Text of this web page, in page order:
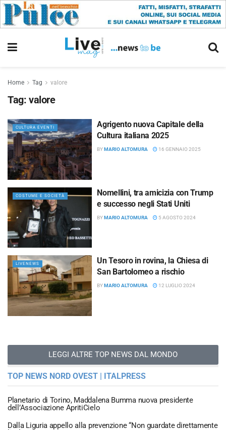
Home Tag valore
Tag: valore
CULTURA EVENTI
Agrigento nuova Capitale della
Cultura italiana 2025
BYMARIO ALTOMURA 16 GENNAIO 2025
COSTUME E SOCIETÀ
Nomellini, tra amicizia con Trump
e successo negli Stati Uniti
BYMARIO ALTOMURA 5 AGOSTO 2024
LIVENEWS
Un Tesoro in rovina, la Chiesa di
San Bartolomeo a rischio
BYMARIO ALTOMURA 12 LUGLIO 2024
LEGGI ALTRE TOP NEWS DAL MONDO
TOP NEWS NORD OVEST | ITALPRESS
Planetario di Torino, Maddalena Bumma nuova presidente
dell’Associazione ApritiCielo
Dalla Liguria appello alla prevenzione “Non guardate direttamente